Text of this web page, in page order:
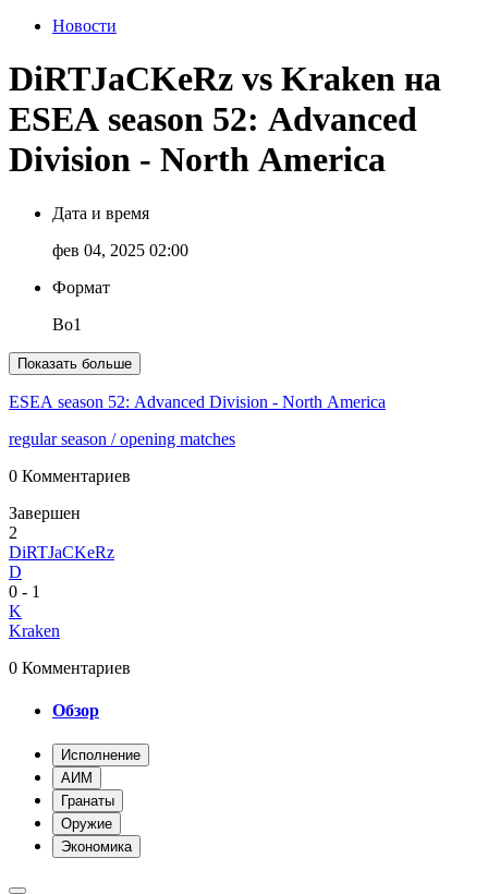
Новости
DiRTJaCKeRz vs Kraken на
ESEA season 52: Advanced
Division - North America
Дата и время
фев 04, 2025 02:00
Формат
Bo1
Показать больше
ESEA season 52: Advanced Division - North America
regular season / opening matches
0 Комментариев
Завершен
2
DiRTJaCKeRz
D
0 - 1
K
Kraken
0 Комментариев
Обзор
Исполнение
AИМ
Гранаты
Оружие
Экономика